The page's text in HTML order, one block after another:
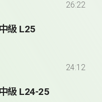
26:22
級 L25
24:12
級 L24-25